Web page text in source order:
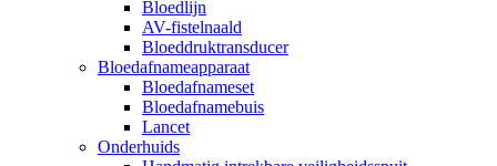
Bloedlijn
AV-fistelnaald
Bloeddruktransducer
Bloedafnameapparaat
Bloedafnameset
Bloedafnamebuis
Lancet
Onderhuids